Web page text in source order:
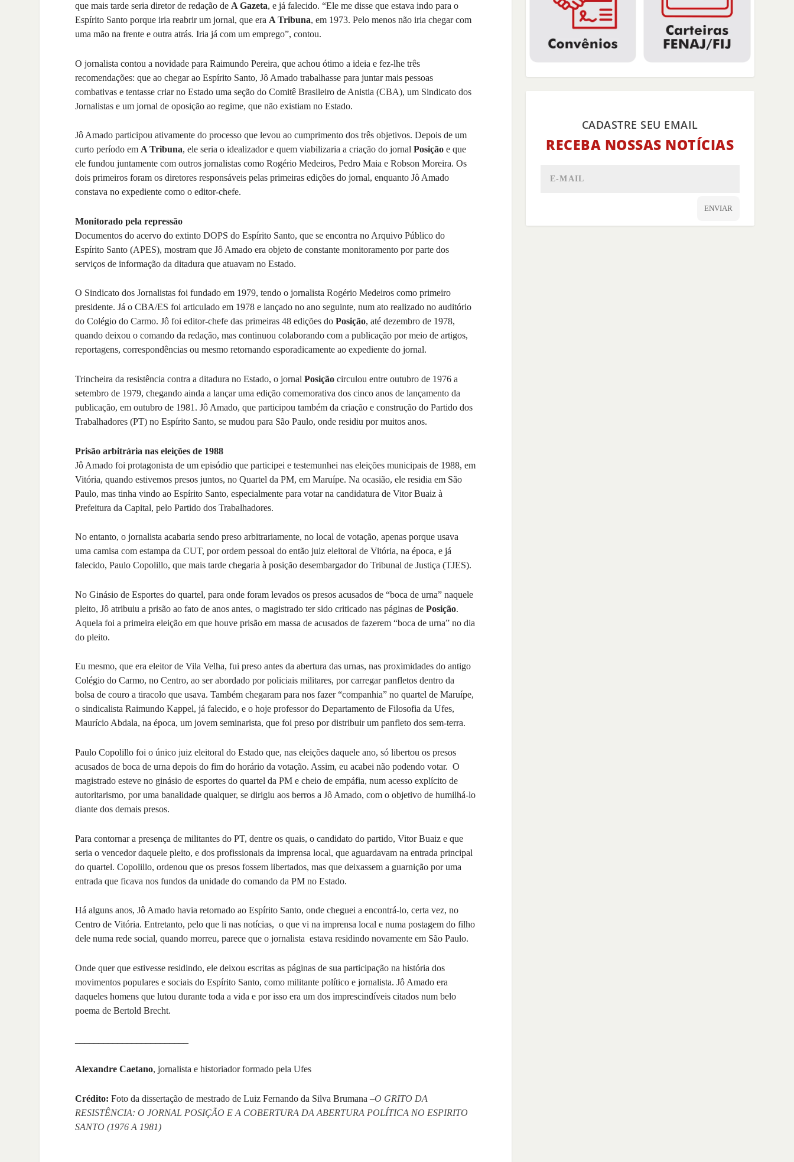
que mais tarde seria diretor de redação de A Gazeta, e já falecido. “Ele me disse que estava indo para o
Espírito Santo porque iria reabrir um jornal, que era A Tribuna, em 1973. Pelo menos não iria chegar com
uma mão na frente e outra atrás. Iria já com um emprego”, contou.
O jornalista contou a novidade para Raimundo Pereira, que achou ótimo a ideia e fez-lhe três
recomendações: que ao chegar ao Espírito Santo, Jô Amado trabalhasse para juntar mais pessoas
combativas e tentasse criar no Estado uma seção do Comitê Brasileiro de Anistia (CBA), um Sindicato dos
Jornalistas e um jornal de oposição ao regime, que não existiam no Estado.
Jô Amado participou ativamente do processo que levou ao cumprimento dos três objetivos. Depois de um
curto período em A Tribuna, ele seria o idealizador e quem viabilizaria a criação do jornalPosição e que
ele fundou juntamente com outros jornalistas como Rogério Medeiros, Pedro Maia e Robson Moreira. Os
dois primeiros foram os diretores responsáveis pelas primeiras edições do jornal, enquanto Jô Amado
constava no expediente como o editor-chefe.
Monitorado pela repressão
Documentos do acervo do extinto DOPS do Espírito Santo, que se encontra no Arquivo Público do
Espírito Santo (APES), mostram que Jô Amado era objeto de constante monitoramento por parte dos
serviços de informação da ditadura que atuavam no Estado.
O Sindicato dos Jornalistas foi fundado em 1979, tendo o jornalista Rogério Medeiros como primeiro
presidente. Já o CBA/ES foi articulado em 1978 e lançado no ano seguinte, num ato realizado no auditório
do Colégio do Carmo. Jô foi editor-chefe das primeiras 48 edições doPosição, até dezembro de 1978,
quando deixou o comando da redação, mas continuou colaborando com a publicação por meio de artigos,
reportagens, correspondências ou mesmo retornando esporadicamente ao expediente do jornal.
Trincheira da resistência contra a ditadura no Estado, o jornalPosição circulou entre outubro de 1976 a
setembro de 1979, chegando ainda a lançar uma edição comemorativa dos cinco anos de lançamento da
publicação, em outubro de 1981. Jô Amado, que participou também da criação e construção do Partido dos
Trabalhadores (PT) no Espírito Santo, se mudou para São Paulo, onde residiu por muitos anos.
Prisão arbitrária nas eleições de 1988
Jô Amado foi protagonista de um episódio que participei e testemunhei nas eleições municipais de 1988, em
Vitória, quando estivemos presos juntos, no Quartel da PM, em Maruípe. Na ocasião, ele residia em São
Paulo, mas tinha vindo ao Espírito Santo, especialmente para votar na candidatura de Vitor Buaiz à
Prefeitura da Capital, pelo Partido dos Trabalhadores.
No entanto, o jornalista acabaria sendo preso arbitrariamente, no local de votação, apenas porque usava
uma camisa com estampa da CUT, por ordem pessoal do então juiz eleitoral de Vitória, na época, e já
falecido, Paulo Copolillo, que mais tarde chegaria à posição desembargador do Tribunal de Justiça (TJES).
No Ginásio de Esportes do quartel, para onde foram levados os presos acusados de “boca de urna” naquele
pleito, Jô atribuiu a prisão ao fato de anos antes, o magistrado ter sido criticado nas páginas dePosição.
Aquela foi a primeira eleição em que houve prisão em massa de acusados de fazerem “boca de urna” no dia
do pleito.
Eu mesmo, que era eleitor de Vila Velha, fui preso antes da abertura das urnas, nas proximidades do antigo
Colégio do Carmo, no Centro, ao ser abordado por policiais militares, por carregar panfletos dentro da
bolsa de couro a tiracolo que usava. Também chegaram para nos fazer “companhia” no quartel de Maruípe,
o sindicalista Raimundo Kappel, já falecido, e o hoje professor do Departamento de Filosofia da Ufes,
Maurício Abdala, na época, um jovem seminarista, que foi preso por distribuir um panfleto dos sem-terra.
Paulo Copolillo foi o único juiz eleitoral do Estado que, nas eleições daquele ano, só libertou os presos
acusados de boca de urna depois do fim do horário da votação. Assim, eu acabei não podendo votar. O
magistrado esteve no ginásio de esportes do quartel da PM e cheio de empáfia, num acesso explícito de
autoritarismo, por uma banalidade qualquer, se dirigiu aos berros a Jô Amado, com o objetivo de humilhá-lo
diante dos demais presos.
Para contornar a presença de militantes do PT, dentre os quais, o candidato do partido, Vitor Buaiz e que
seria o vencedor daquele pleito, e dos profissionais da imprensa local, que aguardavam na entrada principal
do quartel. Copolillo, ordenou que os presos fossem libertados, mas que deixassem a guarnição por uma
entrada que ficava nos fundos da unidade do comando da PM no Estado.
Há alguns anos, Jô Amado havia retornado ao Espírito Santo, onde cheguei a encontrá-lo, certa vez, no
Centro de Vitória. Entretanto, pelo que li nas notícias, o que vi na imprensa local e numa postagem do filho
dele numa rede social, quando morreu, parece que o jornalista estava residindo novamente em São Paulo.
Onde quer que estivesse residindo, ele deixou escritas as páginas de sua participação na história dos
movimentos populares e sociais do Espírito Santo, como militante político e jornalista. Jô Amado era
daqueles homens que lutou durante toda a vida e por isso era um dos imprescindíveis citados num belo
poema de Bertold Brecht.
Alexandre Caetano, jornalista e historiador formado pela Ufes
Crédito: Foto da dissertação de mestrado de Luiz Fernando da Silva Brumana –O GRITO DA
RESISTÊNCIA: O JORNAL POSIÇÃO E A COBERTURA DA ABERTURA POLÍTICA NO ESPIRITO
SANTO (1976 A 1981)
CADASTRE SEU EMAIL
RECEBA NOSSAS NOTÍCIAS
ENVIAR